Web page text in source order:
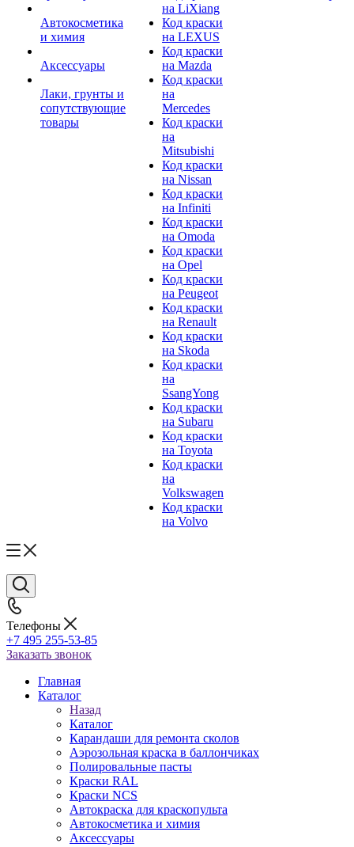
Автокосметика
и химия
Аксессуары
Лаки, грунты и
сопутствующие
товары
на LiXiang
Код краски
на LEXUS
Код краски
на Mazda
Код краски
на
Mercedes
Код краски
на
Mitsubishi
Код краски
на Nissan
Код краски
на Infiniti
Код краски
на Omoda
Код краски
на Opel
Код краски
на Peugeot
Код краски
на Renault
Код краски
на Skoda
Код краски
на
SsangYong
Код краски
на Subaru
Код краски
на Toyota
Код краски
на
Volkswagen
Код краски
на Volvo
Телефоны
+7 495 255-53-85
Заказать звонок
Главная
Каталог
Назад
Каталог
Карандаши для ремонта сколов
Аэрозольная краска в баллончиках
Полировальные пасты
Краски RAL
Краски NCS
Автокраска для краскопульта
Автокосметика и химия
Аксессуары